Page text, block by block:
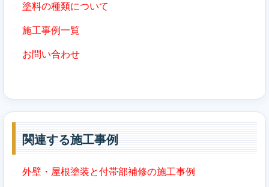
塗料の種類について
施工事例一覧
お問い合わせ
関連する施工事例
外壁・屋根塗装と付帯部補修の施工事例